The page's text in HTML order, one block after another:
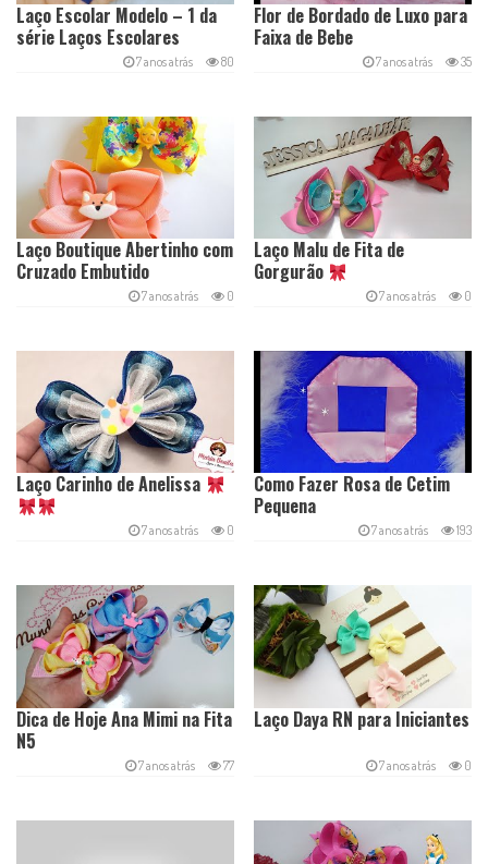
Flor de Bordado de Luxo para
Faixa de Bebe
7 anos atrás 35
Laço Escolar Modelo – 1 da
série Laços Escolares
7 anos atrás 80
Laço Malu de Fita de
Gorgurão
7 anos atrás 0
Laço Boutique Abertinho com
Cruzado Embutido
7 anos atrás 0
Como Fazer Rosa de Cetim
Pequena
7 anos atrás 193
Laço Carinho de Anelissa
7 anos atrás 0
Laço Daya RN para Iniciantes
7 anos atrás 0
Dica de Hoje Ana Mimi na Fita
N5
7 anos atrás 77